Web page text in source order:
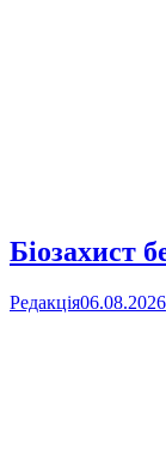
Біозахист
Редакція06.08.2026